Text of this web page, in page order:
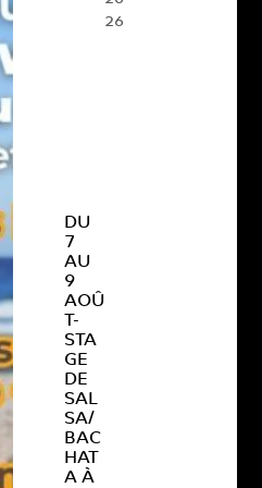
DU
7
AU
9
AOÛ
T-
STA
GE
DE
SAL
SA/
BAC
HAT
A À
26